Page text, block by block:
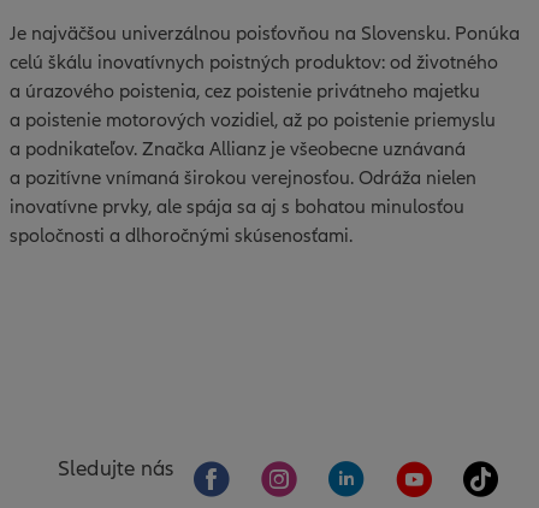
Je najväčšou univerzálnou poisťovňou na Slovensku. Ponúka
celú škálu inovatívnych poistných produktov: od životného
a úrazového poistenia, cez poistenie privátneho majetku
a poistenie motorových vozidiel, až po poistenie priemyslu
a podnikateľov. Značka Allianz je všeobecne uznávaná
a pozitívne vnímaná širokou verejnosťou. Odráža nielen
inovatívne prvky, ale spája sa aj s bohatou minulosťou
spoločnosti a dlhoročnými skúsenosťami.
Sledujte nás